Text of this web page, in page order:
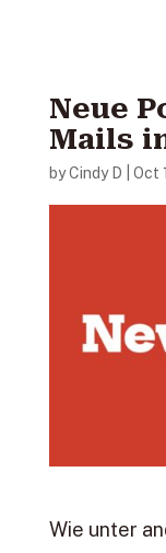
Neue
Mails
byCindy D Oct
Wie unter